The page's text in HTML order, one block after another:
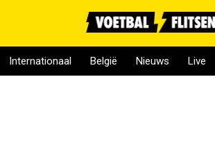
Internationaal België Nieuws Live